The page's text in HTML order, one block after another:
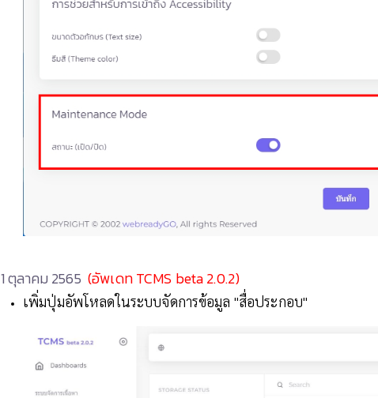
1 ตุลาคม 2565 (อัพเดท TCMS beta 2.0.2)
เพิ่มปุ่มอัพโหลดในระบบจัดการข้อมูล "สื่อประกอบ"